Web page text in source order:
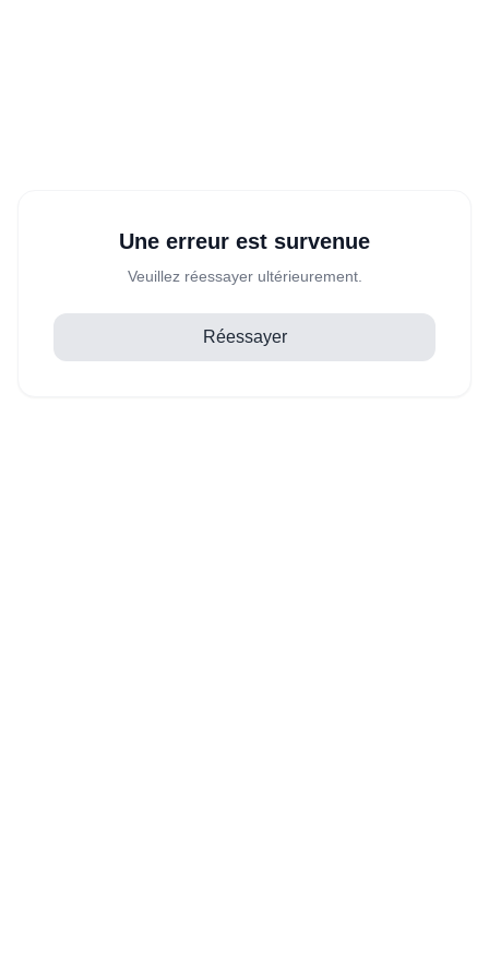
Une erreur est survenue
Veuillez réessayer ultérieurement.
Réessayer